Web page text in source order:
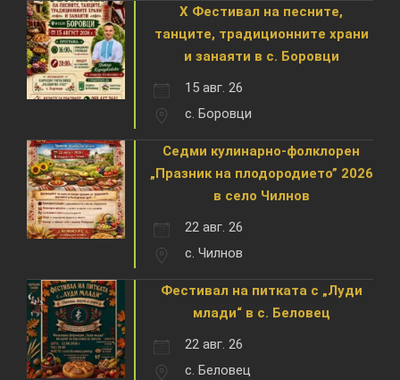
X Фестивал на песните,
танците, традиционните храни
и занаяти в с. Боровци
15 авг. 26
с. Боровци
Седми кулинарно-фолклорен
„Празник на плодородието” 2026
в село Чилнов
22 авг. 26
с. Чилнов
Фестивал на питката с „Луди
млади“ в с. Беловец
22 авг. 26
с. Беловец